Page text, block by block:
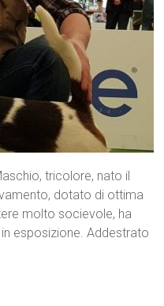
tricolore, nato il
dotato di ottima
molto socievole, ha
esposizione. Addestrato